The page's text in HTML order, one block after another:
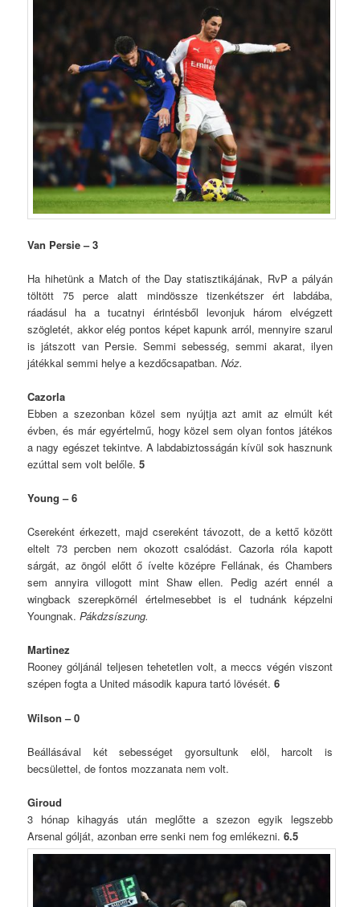
Van Persie – 3
Ha hihetünk a Match of the Day statisztikájának, RvP a pályán
töltött 75 perce alatt mindössze tizenkétszer ért labdába,
ráadásul ha a tucatnyi érintésből levonjuk három elvégzett
szögletét, akkor elég pontos képet kapunk arról, mennyire szarul
is játszott van Persie. Semmi sebesség, semmi akarat, ilyen
játékkal semmi helye a kezdőcsapatban.Nóz.
Cazorla
Ebben a szezonban közel sem nyújtja azt amit az elmúlt két
évben, és már egyértelmű, hogy közel sem olyan fontos játékos
a nagy egészet tekintve. A labdabiztosságán kívül sok hasznunk
ezúttal sem volt belőle.5
Young – 6
Csereként érkezett, majd csereként távozott, de a kettő között
eltelt 73 percben nem okozott csalódást. Cazorla róla kapott
sárgát, az öngól előtt ő ívelte középre Fellának, és Chambers
sem annyira villogott mint Shaw ellen. Pedig azért ennél a
wingback szerepkörnél értelmesebbet is el tudnánk képzelni
Youngnak.Pákdzsíszung.
Martinez
Rooney góljánál teljesen tehetetlen volt, a meccs végén viszont
szépen fogta a United második kapura tartó lövését.6
Wilson – 0
Beállásával két sebességet gyorsultunk elöl, harcolt is
becsülettel, de fontos mozzanata nem volt.
Giroud
3 hónap kihagyás után meglőtte a szezon egyik legszebb
Arsenal gólját, azonban erre senki nem fog emlékezni.6.5